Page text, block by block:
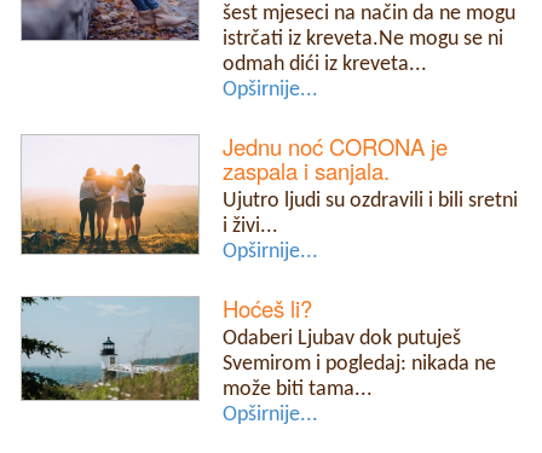
šest mjeseci na način da ne mogu
istrčati iz kreveta.Ne mogu se ni
odmah dići iz kreveta...
Opširnije...
Jednu noć CORONA je
zaspala i sanjala.
Ujutro ljudi su ozdravili i bili sretni
i živi...
Opširnije...
Hoćeš li?
Odaberi Ljubav dok putuješ
Svemirom i pogledaj: nikada ne
može biti tama...
Opširnije...